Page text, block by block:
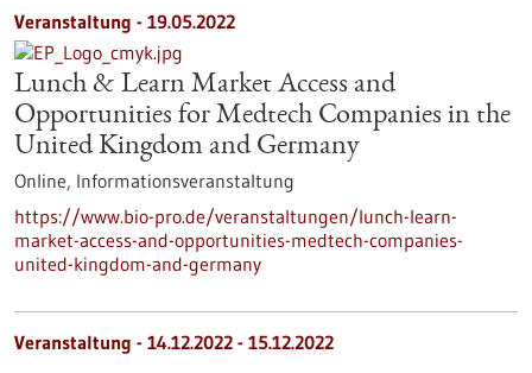
Veranstaltung - 19.05.2022
Lunch & Learn Market Access and
Opportunities for Medtech Companies in the
United Kingdom and Germany
Online, Informationsveranstaltung
https://www.bio-pro.de/veranstaltungen/lunch-learn-
market-access-and-opportunities-medtech-companies-
united-kingdom-and-germany
Veranstaltung - 14.12.2022 - 15.12.2022